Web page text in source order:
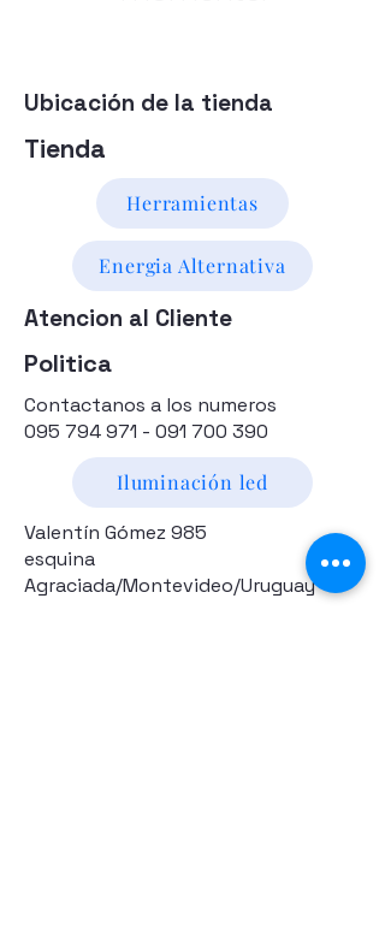
Ubicación de la tienda
Tienda
Herramientas
Energia Alternativa
Atencion al Cliente
Politica
Contactanos a los numeros
095 794 971 - 091 700 390
Iluminación led
Valentín Gómez 985
esquina
Agraciada/Montevideo/Uruguay